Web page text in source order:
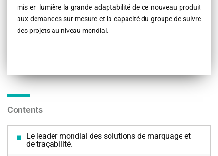
mis en lumière la grande adaptabilité de ce nouveau produit
aux demandes sur-mesure et la capacité du groupe de suivre
des projets au niveau mondial.
Contents
Le leader mondial des solutions de marquage et
de traçabilité.